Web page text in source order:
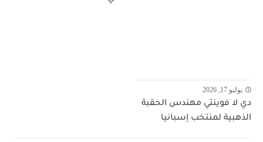
يوليو 17, 2026
دي لا فوينتي مهندس الحقبة
الذهبية لمنتخب إسبانيا